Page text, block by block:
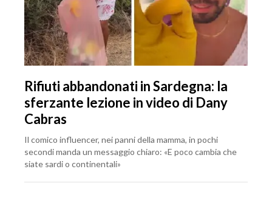
Rifiuti abbandonati in Sardegna: la
sferzante lezione in video di Dany
Cabras
Il comico influencer, nei panni della mamma, in pochi
secondi manda un messaggio chiaro: «E poco cambia che
siate sardi o continentali»